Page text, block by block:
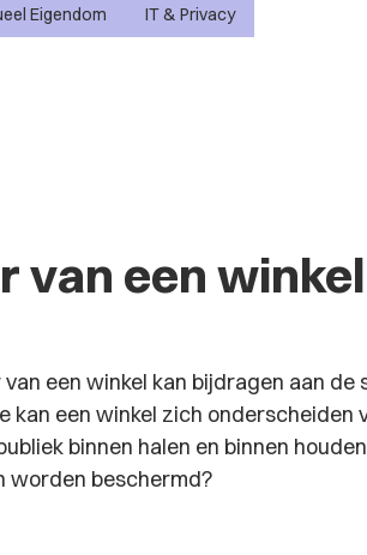
Eigendom IT & Privacy
van een winkel
een winkel kan bijdragen aan de
kan een winkel zich onderscheiden
binnen halen en binnen
worden beschermd?